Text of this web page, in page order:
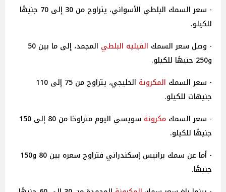
- سعر السمك البلطي الأسواني، يتراوح من 30 إلى 70 جنيهًا
للكيلو.
- وصل سعر السمك الفيليه البلطي
المجمد، إلى ما بين 50
و250 جنيهًا للكيلو.
- سعر السمك المكرونة
الخليجي، يتراوح من 75 إلى 110
جنيهات للكيلو.
- سعر السمك مكرونة
سويسي اليوم متراوحًا من 80 إلى 150
جنيهًا للكيلو.
- أما عن سمك برانيس إسكندراني فتراوح سعره بين 80 و150
جنيهًا.